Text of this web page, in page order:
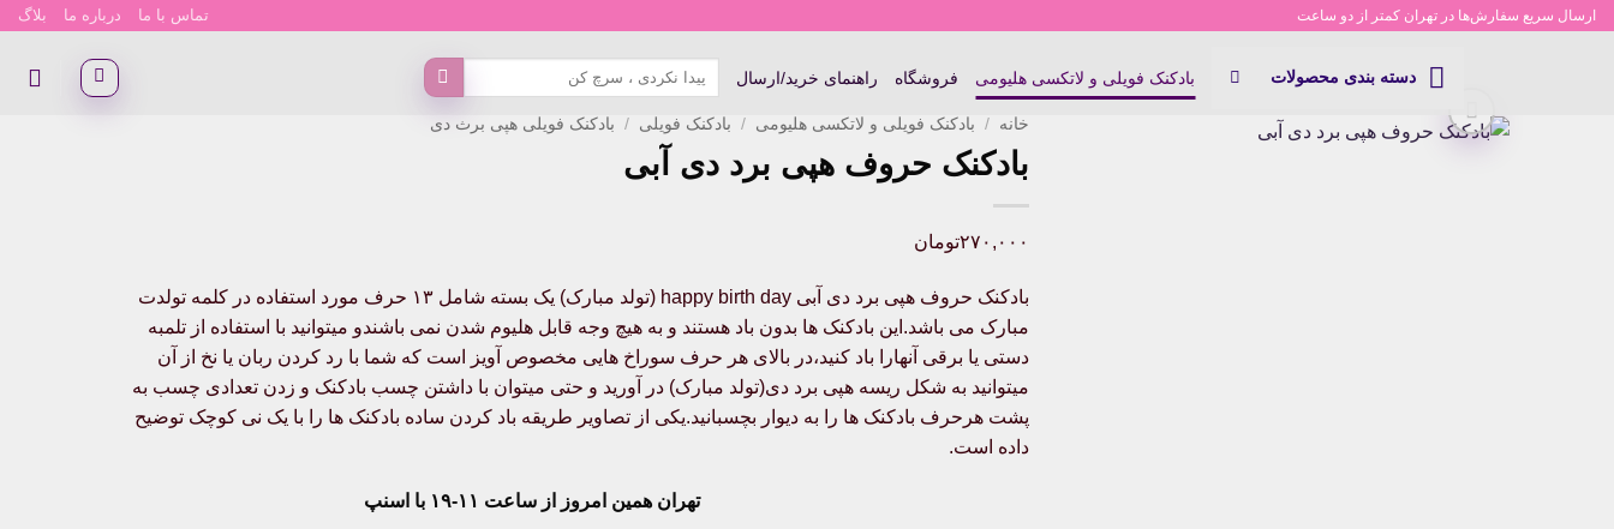
Skipارسال سریع سفارش‌ها در تهران کمتر از دو ساعت تماس با ما درباره ما بلاگ
دسته بندی محصولات بادکنک فویلی و لاتکسی هلیومی فروشگاه راهنمای خرید/ارسال
جستجو
برای:
خانه / بادکنک فویلی و لاتکسی هلیومی / بادکنک فویلی / بادکنک فویلی هپی برث دی
بادکنک حروف هپی برد دی آبی
۲۷۰,۰۰۰تومان
بادکنک حروف هپی برد دی آبی happy birth day (تولد مبارک) یک بسته شامل ۱۳ حرف مورد استفاده در کلمه تولدت
مبارک می باشد.این بادکنک ها بدون باد هستند و به هیچ وجه قابل هلیوم شدن نمی باشندو میتوانید با استفاده از تلمبه
دستی یا برقی آنهارا باد کنید،در بالای هر حرف سوراخ هایی مخصوص آویز است که شما با رد کردن ربان یا نخ از آن
میتوانید به شکل ریسه هپی برد دی(تولد مبارک) در آورید و حتی میتوان با داشتن چسب بادکنک و زدن تعدادی چسب به
پشت هرحرف بادکنک ها را به دیوار بچسبانید.یکی از تصاویر طریقه باد کردن ساده بادکنک ها را با یک نی کوچک توضیح
داده است.
تهران همین امروز از ساعت ۱۱-۱۹ با اسنپ